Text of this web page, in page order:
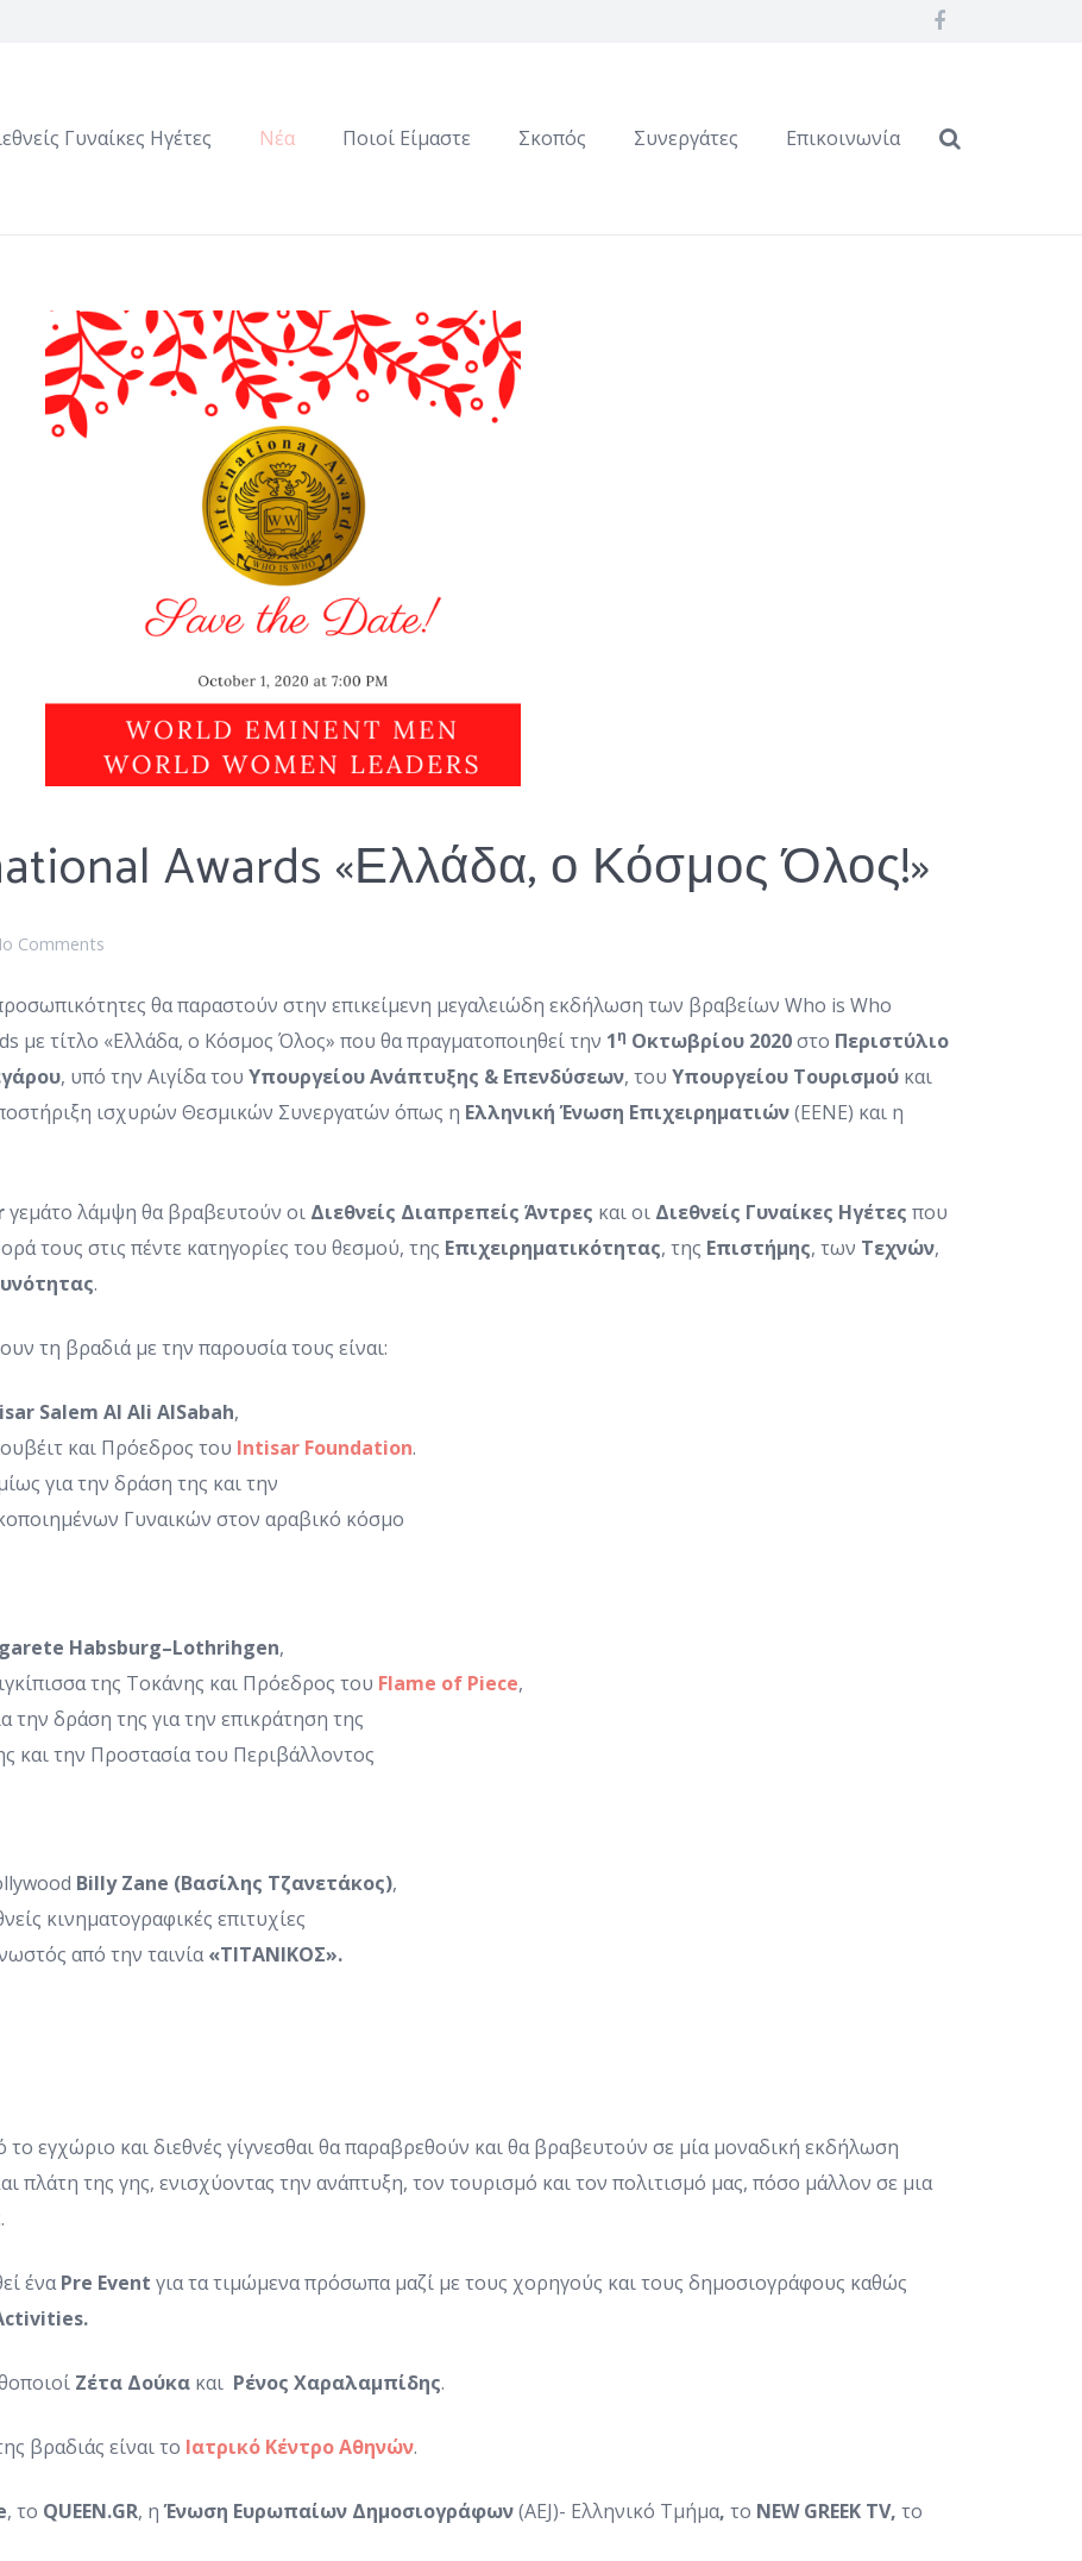
Γυναίκες Ηγέτες Νέα Ποιοί Είμαστε Σκοπός Συνεργάτες Επικοινωνία
Awards «Ελλάδα, ο Κόσμος Όλος!»
Comments
θα παραστούν στην επικείμενη μεγαλειώδη εκδήλωση των βραβείων Who is Who
με τίτλο «Ελλάδα, ο Κόσμος Όλος» που θα πραγματοποιηθεί την 1η Οκτωβρίου 2020στο Περιστύλιο
, υπό την Αιγίδα του Υπουργείου Ανάπτυξης & Επενδύσεων, του Υπουργείου Τουρισμού και
ισχυρών Θεσμικών Συνεργατών όπως η Ελληνική Ένωση Επιχειρηματιών(ΕΕΝΕ) και η
γεμάτο λάμψη θα βραβευτούν οι Διεθνείς Διαπρεπείς Άντρες και οι Διεθνείς Γυναίκες Ηγέτες που
τους στις πέντε κατηγορίες του θεσμού, της Επιχειρηματικότητας, της Επιστήμης, των Τεχνών,
.
τη βραδιά με την παρουσία τους είναι:
Salem Al Ali AlSabah,
και Πρόεδρος του Intisar Foundation.
για την δράση της και την
Γυναικών στον αραβικό κόσμο
Habsburg–Lothrihgen,
της Τοκάνης και Πρόεδρος του Flame of Piece,
την δράση της για την επικράτηση της
και την Προστασία του Περιβάλλοντος
Billy Zane (Βασίλης Τζανετάκος),
κινηματογραφικές επιτυχίες
από την ταινία«ΤΙΤΑΝΙΚΟΣ».
εγχώριο και διεθνές γίγνεσθαι θα παραβρεθούν και θα βραβευτούν σε μία μοναδική εκδήλωση
πλάτη της γης, ενισχύοντας την ανάπτυξη, τον τουρισμό και τον πολιτισμό μας, πόσο μάλλον σε μια
έναPre Event για τα τιμώμενα πρόσωπα μαζί με τους χορηγούς και τους δημοσιογράφους καθώς
.
Ζέτα Δούκα και Ρένος Χαραλαμπίδης.
βραδιάς είναι το Ιατρικό Κέντρο Αθηνών.
, το QUEEN.GR, ηΈνωση Ευρωπαίων Δημοσιογράφων(AEJ)- Ελληνικό Τμήμα, το NEW GREEK TV, το